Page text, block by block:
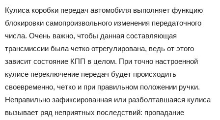
Кулиса коробки передач автомобиля выполняет функцию
блокировки самопроизвольного изменения передаточного
числа. Очень важно, чтобы данная составляющая
трансмиссии была четко отрегулирована, ведь от этого
зависит состояние КПП в целом. При точно настроенной
кулисе переключение передач будет происходить
своевременно, четко и при правильном положении ручки.
Неправильно зафиксированная или разболтавшаяся кулиса
вызывает ряд неприятных последствий: пропадание